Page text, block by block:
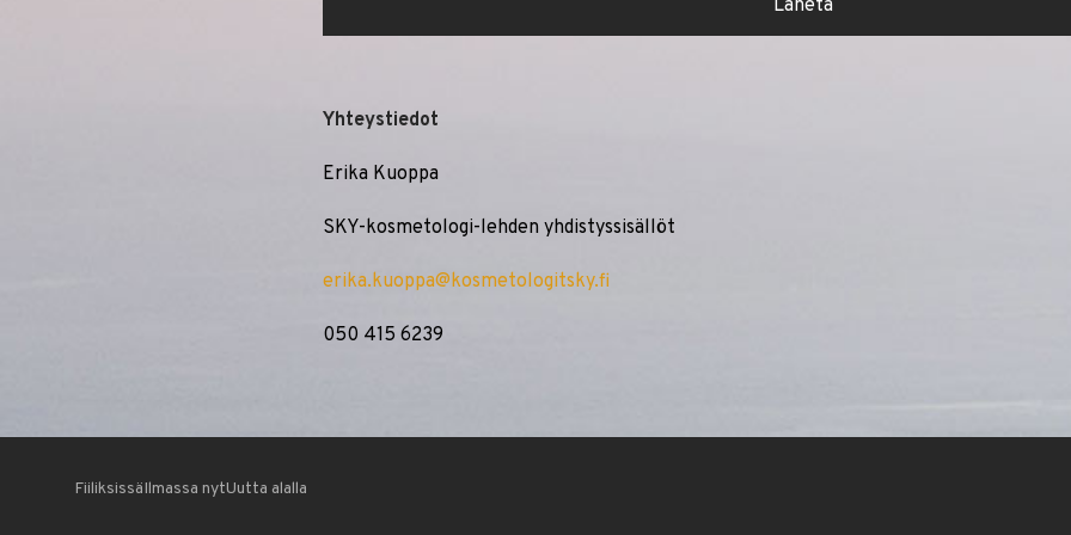
Yhteystiedot
Erika Kuoppa
SKY-kosmetologi-lehden yhdistyssisällöt
erika.kuoppa@kosmetologitsky.fi
050 415 6239
FiiliksissäIlmassa nytUutta alalla